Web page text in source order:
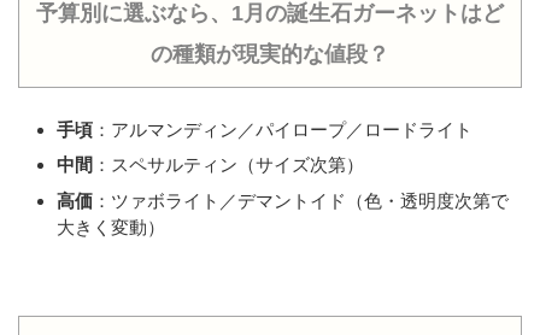
予算別に選ぶなら、1月の誕生石ガーネットはど
の種類が現実的な値段？
手頃 ：アルマンディン／パイロープ／ロードライト
中間 ：スペサルティン（サイズ次第）
高価 ：ツァボライト／デマントイド（色・透明度次第で
大きく変動）